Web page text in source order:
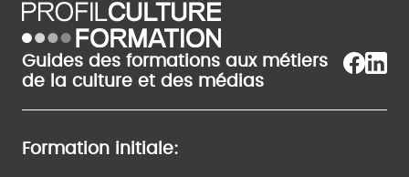
Guides des formations aux métiers
de la culture et des médias
Formation initiale: